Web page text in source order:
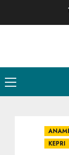
Primary
Menu
KEPRI